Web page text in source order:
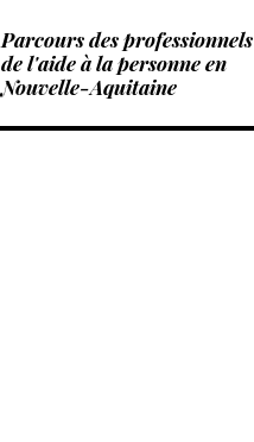
Parcours des professionnels
de l'aide à la personne en
Nouvelle-Aquitaine